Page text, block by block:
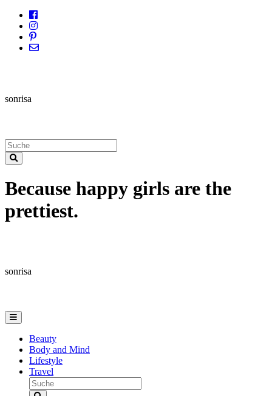
sonrisa
Because happy girls are the
prettiest.
sonrisa
Beauty
Body and Mind
Lifestyle
Travel